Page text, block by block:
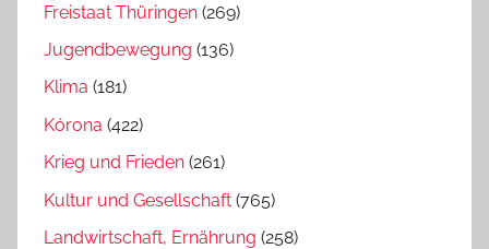
Freistaat Thüringen (269)
Jugendbewegung (136)
Klima (181)
Kórona (422)
Krieg und Frieden (261)
Kultur und Gesellschaft (765)
Landwirtschaft, Ernährung (258)